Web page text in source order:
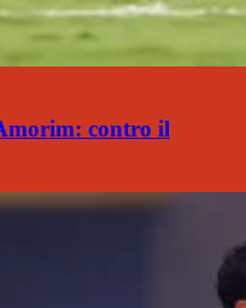
contro il